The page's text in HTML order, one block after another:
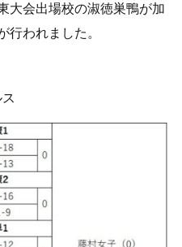
大会出場校の淑徳巣鴨が加
行われました。